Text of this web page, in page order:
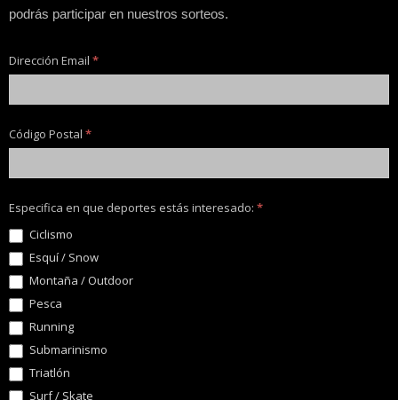
podrás participar en nuestros sorteos.
Dirección Email *
Código Postal *
Especifica en que deportes estás interesado: *
Ciclismo
Esquí / Snow
Montaña / Outdoor
Pesca
Running
Submarinismo
Triatlón
Surf / Skate